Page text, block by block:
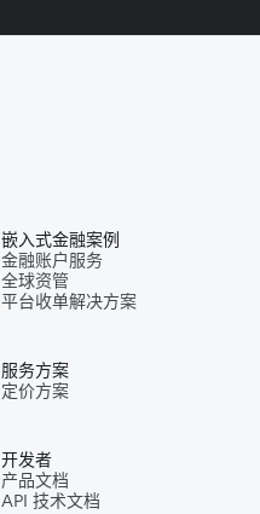
嵌入式金融案例
金融账户服务
全球资管
平台收单解决方案
服务方案
定价方案
开发者
产品文档
API 技术文档